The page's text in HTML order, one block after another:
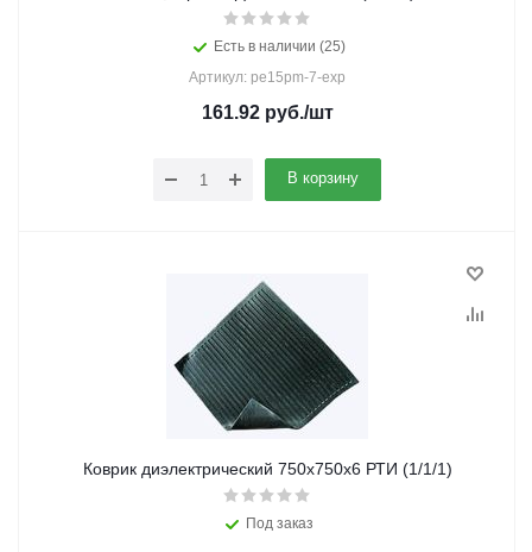
Есть в наличии (25)
Артикул: pe15pm-7-exp
161.92руб./шт
В корзину
Коврик диэлектрический 750х750х6 РТИ (1/1/1)
Под заказ